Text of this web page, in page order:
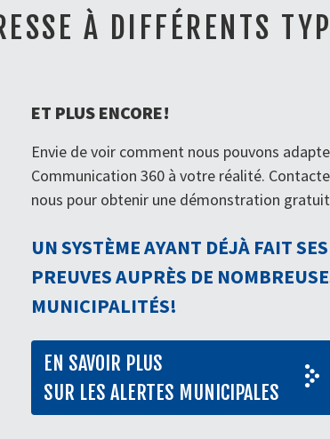
À DIFFÉRENTS
ET PLUS ENCORE!
Envie de voir comment nous pouvons
Communication 360 à votre réalité.
nous pour obtenir une démonstration
UN SYSTÈME AYANT DÉJÀ FAIT SES
PREUVES AUPRÈS DE
MUNICIPALITÉS!
EN SAVOIR PLUS
SUR LES ALERTES MUNICIPALES